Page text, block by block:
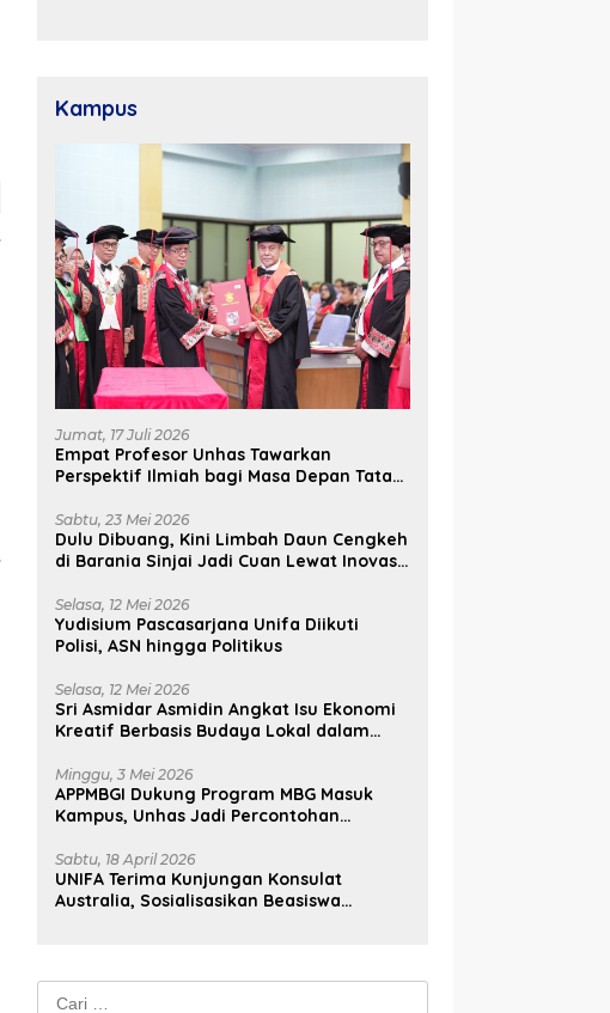
Kampus
Jumat, 17 Juli 2026
Empat Profesor Unhas Tawarkan
Perspektif Ilmiah bagi Masa Depan Tata
Budaya
Sabtu, 23 Mei 2026
Dulu Dibuang, Kini Limbah Daun Cengkeh
di Barania Sinjai Jadi Cuan Lewat Inovasi
Selasa, 12 Mei 2026
Yudisium Pascasarjana Unifa Diikuti
Polisi, ASN hingga Politikus
Selasa, 12 Mei 2026
Sri Asmidar Asmidin Angkat Isu Ekonomi
Kreatif Berbasis Budaya Lokal dalam
Minggu, 3 Mei 2026
APPMBGI Dukung Program MBG Masuk
Kampus, Unhas Jadi Percontohan
Sabtu, 18 April 2026
UNIFA Terima Kunjungan Konsulat
Australia, Sosialisasikan Beasiswa
Cari